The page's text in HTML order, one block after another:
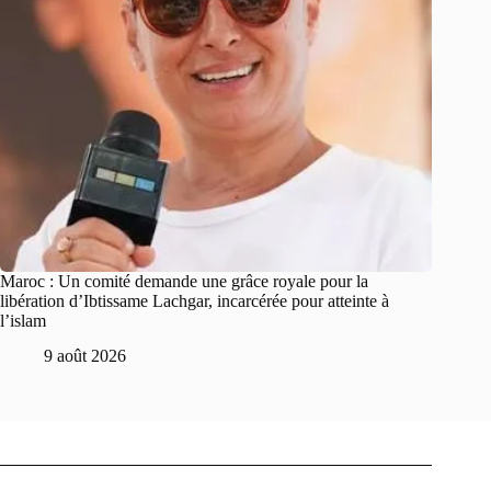
Maroc : Un comité demande une grâce royale pour la
libération d’Ibtissame Lachgar, incarcérée pour atteinte à
l’islam
9 août 2026